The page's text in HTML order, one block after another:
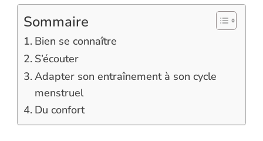
Sommaire
Bien se connaître
S’écouter
Adapter son entraînement à son cycle
menstruel
Du confort